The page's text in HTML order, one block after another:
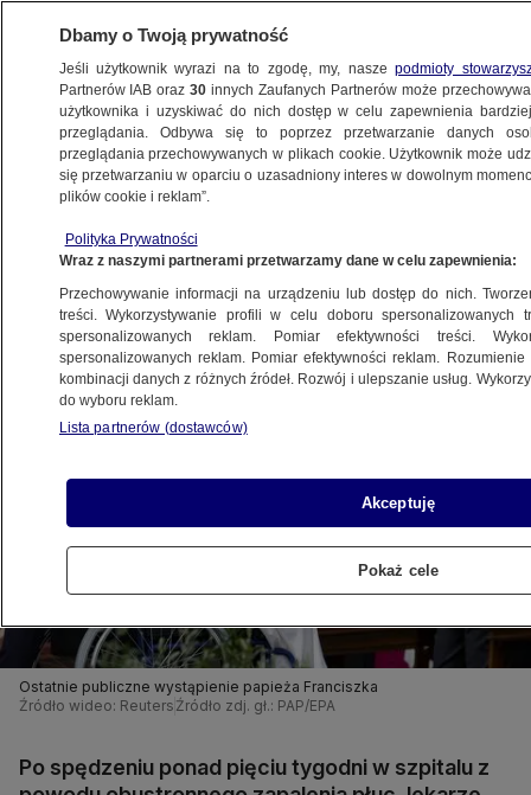
ŚWIAT
22.04.2025, 05:59
Udostępnij
Ostatnie publiczne wystąpienie papieża Franciszka
Źródło wideo: Reuters Źródło zdj. gł.: PAP/EPA
Po spędzeniu ponad pięciu tygodni w szpitalu z
Dbamy o Twoją prywatność
Jeśli użytkownik wyrazi na to zgodę, my, naszepodmioty
Partnerów IAB oraz30 innych Zaufanych Partnerów może
użytkownika i uzyskiwać do nich dostęp w celu zapewnienia
przeglądania. Odbywa się to poprzez przetwarzanie danych
przeglądania przechowywanych w plikach cookie. Użytkownik może
się przetwarzaniu w oparciu o uzasadniony interes w dowolnym
plików cookie i reklam”.
Polityka Prywatności
Wraz z naszymi partnerami przetwarzamy dane w celu zapewnienia:
Przechowywanie informacji na urządzeniu lub dostęp do nich.
treści. Wykorzystywanie profili w celu doboru spersonalizowanych
spersonalizowanych reklam. Pomiar efektywności treści.
spersonalizowanych reklam. Pomiar efektywności reklam.
kombinacji danych z różnych źródeł. Rozwój i ulepszanie usług.
do wyboru reklam.
Lista partnerów (dostawców)
Akceptuję
Pokaż cele